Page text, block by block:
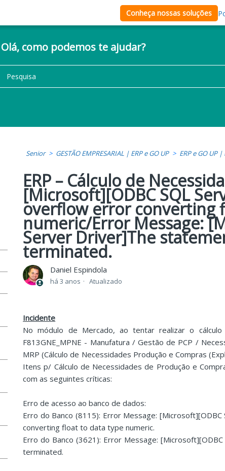
Conheça nossas soluções
Olá, como podemos te ajudar?
Senior GESTÃO EMPRESARIAL | ERP e GO UP ERP e GO UP
ERP – Cálculo de
[Microsoft][ODBC SQL
overflow error converting
numeric/Error Message:
Server Driver]The
terminated.
Daniel Espindola
há 3 anos Atualizado
Incidente
No módulo de Mercado, ao tentar realizar o
F813GNE_MPNE - Manufatura / Gestão de PCP /
MRP (Cálculo de Necessidades Produção e Compras
Itens p/ Cálculo de Necessidades de Produção e
com as seguintes críticas:
Erro de acesso ao banco de dados:
Erro do Banco (8115): Error Message:
converting float to data type numeric.
Erro do Banco (3621): Error Message:
terminated.